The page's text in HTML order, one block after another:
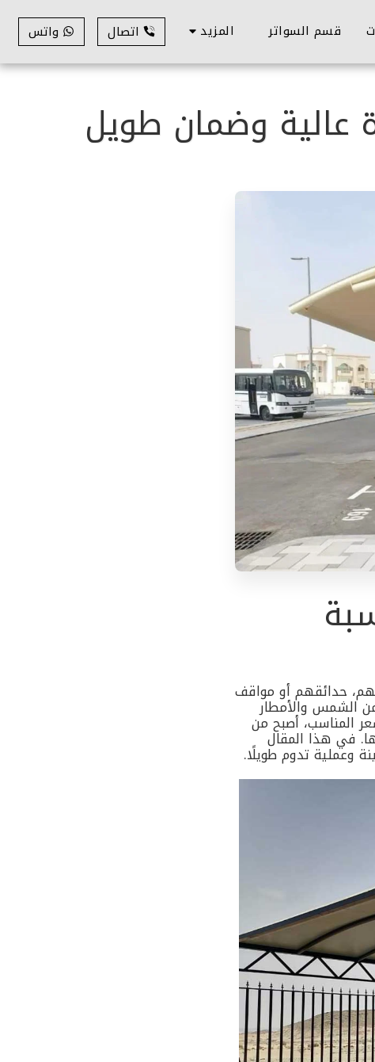
قسم السواتر المزيد اتصال واتس
عالية وضمان طويل
حدائقهم أو مواقف
الشمس والأمطار
المناسب، أصبح من
في هذا المقال
وعملية تدوم طويلًا.